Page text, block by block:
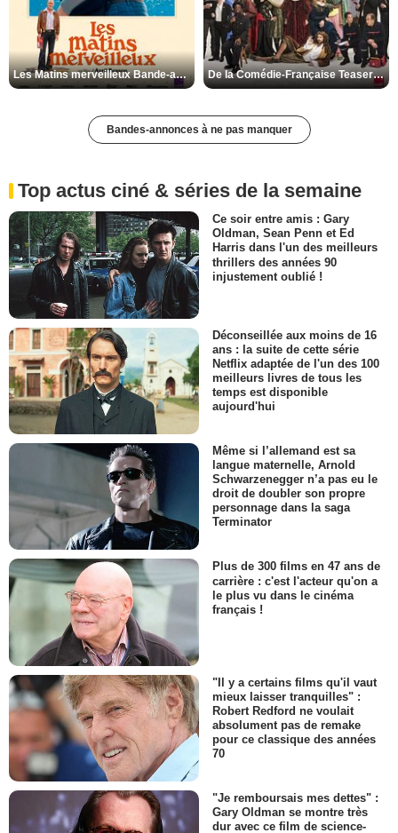
Les Matins merveilleux Bande-annonce VF De la Comédie-Française Teaser VF
Bandes-annonces à ne pas manquer
Top actus ciné & séries de la semaine
Ce soir entre amis : Gary
Oldman, Sean Penn et Ed
Harris dans l'un des meilleurs
thrillers des années 90
injustement oublié !
Déconseillée aux moins de 16
ans : la suite de cette série
Netflix adaptée de l'un des 100
meilleurs livres de tous les
temps est disponible
aujourd'hui
Même si l’allemand est sa
langue maternelle, Arnold
Schwarzenegger n’a pas eu le
droit de doubler son propre
personnage dans la saga
Terminator
Plus de 300 films en 47 ans de
carrière : c'est l'acteur qu'on a
le plus vu dans le cinéma
français !
"Il y a certains films qu'il vaut
mieux laisser tranquilles" :
Robert Redford ne voulait
absolument pas de remake
pour ce classique des années
70
"Je remboursais mes dettes" :
Gary Oldman se montre très
dur avec ce film de science-